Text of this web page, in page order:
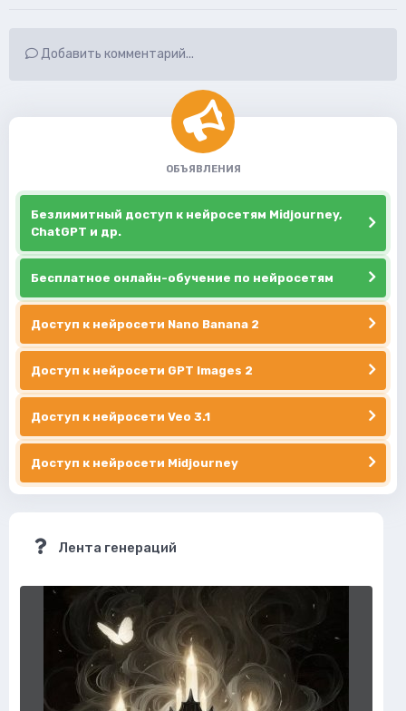
Добавить комментарий...
ОБЪЯВЛЕНИЯ
Безлимитный доступ к нейросетям Midjourney,
ChatGPT и др.
Бесплатное онлайн-обучение по нейросетям
Доступ к нейросети Nano Banana 2
Доступ к нейросети GPT Images 2
Доступ к нейросети Veo 3.1
Доступ к нейросети Midjourney
Лента генераций